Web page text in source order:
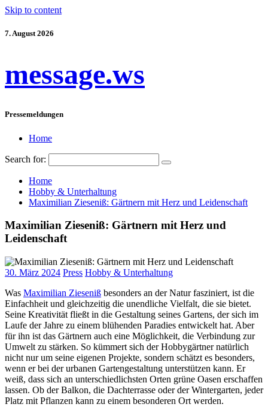
Skip to content
7. August 2026
message.ws
Pressemeldungen
Home
Search for:
Home
Hobby & Unterhaltung
Maximilian Zieseniß: Gärtnern mit Herz und Leidenschaft
Maximilian Zieseniß: Gärtnern mit Herz und
Leidenschaft
30. März 2024 Press Hobby & Unterhaltung
Was Maximilian Zieseniß besonders an der Natur fasziniert, ist die
Einfachheit und gleichzeitig die unendliche Vielfalt, die sie bietet.
Seine Kreativität fließt in die Gestaltung seines Gartens, der sich im
Laufe der Jahre zu einem blühenden Paradies entwickelt hat. Aber
für ihn ist das Gärtnern auch eine Möglichkeit, die Verbindung zur
Umwelt zu stärken. So kümmert sich der Hobbygärtner natürlich
nicht nur um seine eigenen Projekte, sondern schätzt es besonders,
wenn er bei der urbanen Gartengestaltung unterstützen kann. Er
weiß, dass sich an unterschiedlichsten Orten grüne Oasen erschaffen
lassen. Ob der Balkon, die Dachterrasse oder der Wintergarten, jeder
Platz mit Pflanzen kann zu einem besonderen Ort werden.